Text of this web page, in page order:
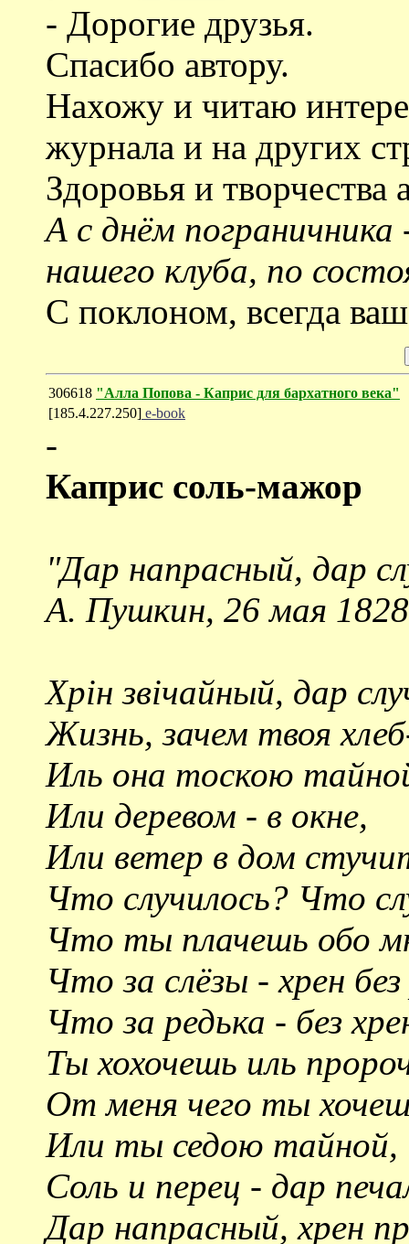
- Дорогие друзья.
Спасибо автору.
Нахожу и читаю
журнала и на других
Здоровья и творчества
А с днём
нашего клуба, по
С поклоном, всегда
306618 "Алла Попова - Каприс для бархатного века"
[185.4.227.250] e-book
-
Каприс соль-мажор
"Дар напрасный, дар
А. Пушкин, 26 мая
Хрiн звiчайный, дар
Жизнь, зачем твоя
Иль она тоскою
Или деревом - в окне,
Или ветер в дом
Что случилось? Что
Что ты плачешь обо
Что за слёзы - хрен
Что за редька - без
Ты хохочешь иль
От меня чего ты
Или ты седою тайной,
Соль и перец - дар
Дар напрасный, хрен